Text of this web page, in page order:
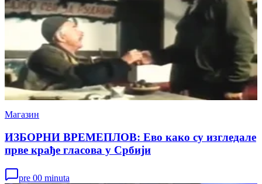
Магазин
ИЗБОРНИ ВРЕМЕПЛОВ: Ево како су изгледале
прве крађе гласова у Србији
pre 00 minuta